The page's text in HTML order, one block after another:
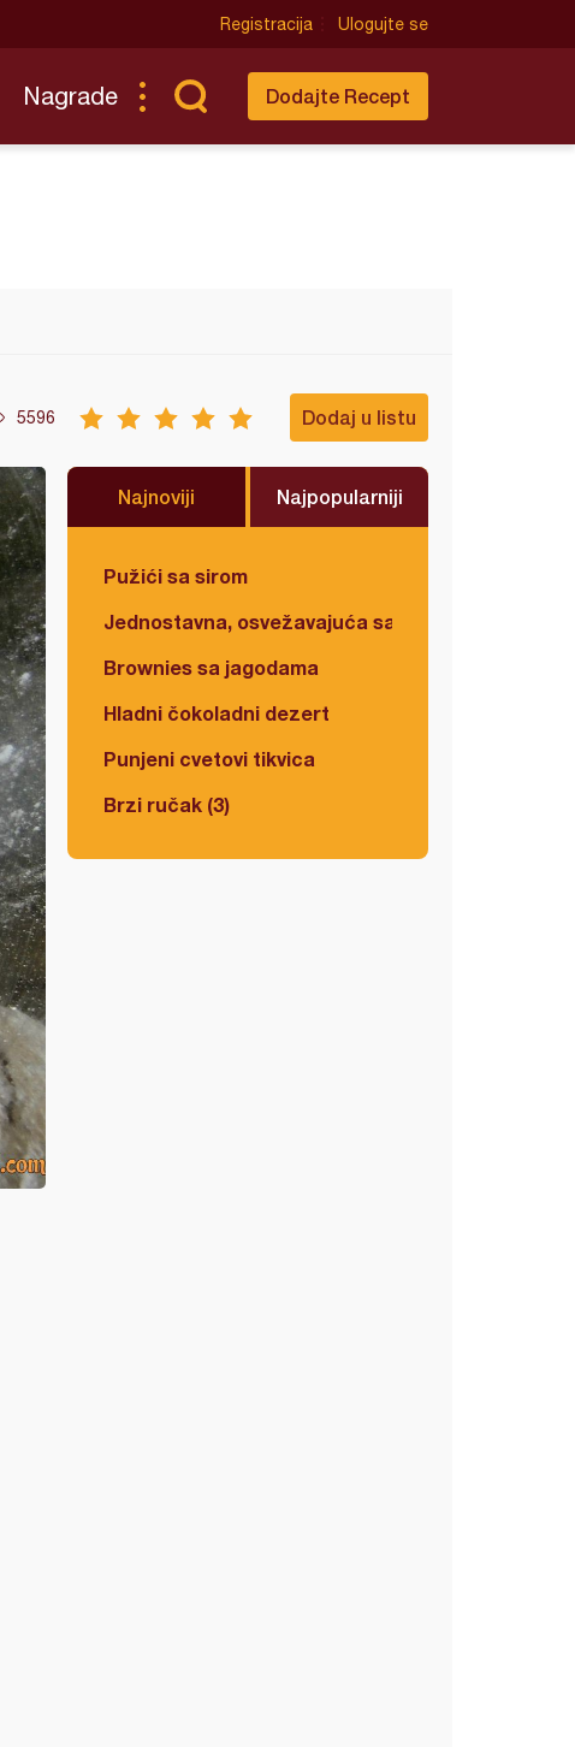
Registracija Ulogujte se
Nagrade Dodajte Recept
5596 Dodaj u listu
Najnoviji Najpopularniji
Pužići sa sirom
Jednostavna, osvežavajuća salata
Brownies sa jagodama
Hladni čokoladni dezert
Punjeni cvetovi tikvica
Brzi ručak (3)